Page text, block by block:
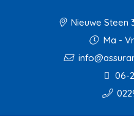
Nieuwe Steen
Ma -
06-